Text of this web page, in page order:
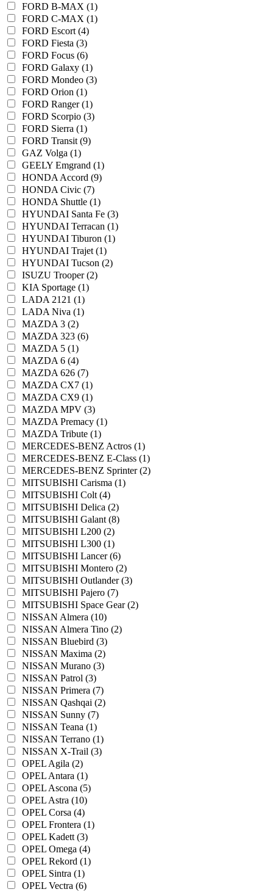
FORD B-MAX (1)
FORD C-MAX (1)
FORD Escort (4)
FORD Fiesta (3)
FORD Focus (6)
FORD Galaxy (1)
FORD Mondeo (3)
FORD Orion (1)
FORD Ranger (1)
FORD Scorpio (3)
FORD Sierra (1)
FORD Transit (9)
GAZ Volga (1)
GEELY Emgrand (1)
HONDA Accord (9)
HONDA Civic (7)
HONDA Shuttle (1)
HYUNDAI Santa Fe (3)
HYUNDAI Terracan (1)
HYUNDAI Tiburon (1)
HYUNDAI Trajet (1)
HYUNDAI Tucson (2)
ISUZU Trooper (2)
KIA Sportage (1)
LADA 2121 (1)
LADA Niva (1)
MAZDA 3 (2)
MAZDA 323 (6)
MAZDA 5 (1)
MAZDA 6 (4)
MAZDA 626 (7)
MAZDA CX7 (1)
MAZDA CX9 (1)
MAZDA MPV (3)
MAZDA Premacy (1)
MAZDA Tribute (1)
MERCEDES-BENZ Actros (1)
MERCEDES-BENZ E-Class (1)
MERCEDES-BENZ Sprinter (2)
MITSUBISHI Carisma (1)
MITSUBISHI Colt (4)
MITSUBISHI Delica (2)
MITSUBISHI Galant (8)
MITSUBISHI L200 (2)
MITSUBISHI L300 (1)
MITSUBISHI Lancer (6)
MITSUBISHI Montero (2)
MITSUBISHI Outlander (3)
MITSUBISHI Pajero (7)
MITSUBISHI Space Gear (2)
NISSAN Almera (10)
NISSAN Almera Tino (2)
NISSAN Bluebird (3)
NISSAN Maxima (2)
NISSAN Murano (3)
NISSAN Patrol (3)
NISSAN Primera (7)
NISSAN Qashqai (2)
NISSAN Sunny (7)
NISSAN Teana (1)
NISSAN Terrano (1)
NISSAN X-Trail (3)
OPEL Agila (2)
OPEL Antara (1)
OPEL Ascona (5)
OPEL Astra (10)
OPEL Corsa (4)
OPEL Frontera (1)
OPEL Kadett (3)
OPEL Omega (4)
OPEL Rekord (1)
OPEL Sintra (1)
OPEL Vectra (6)